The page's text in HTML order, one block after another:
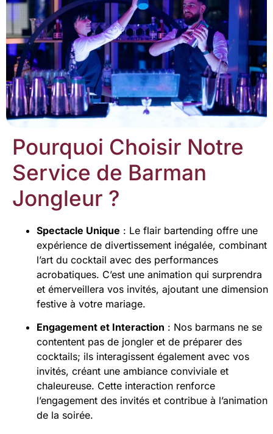
Pourquoi Choisir Notre
Service de Barman
Jongleur ?
Spectacle Unique : Le flair bartending offre une
expérience de divertissement inégalée, combinant
l’art du cocktail avec des performances
acrobatiques. C’est une animation qui surprendra
et émerveillera vos invités, ajoutant une dimension
festive à votre mariage.
Engagement et Interaction : Nos barmans ne se
contentent pas de jongler et de préparer des
cocktails; ils interagissent également avec vos
invités, créant une ambiance conviviale et
chaleureuse. Cette interaction renforce
l’engagement des invités et contribue à l’animation
de la soirée​.